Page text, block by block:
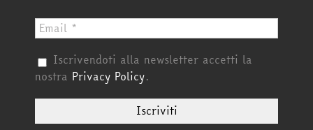
Iscrivendoti alla newsletter accetti la
nostra Privacy Policy.